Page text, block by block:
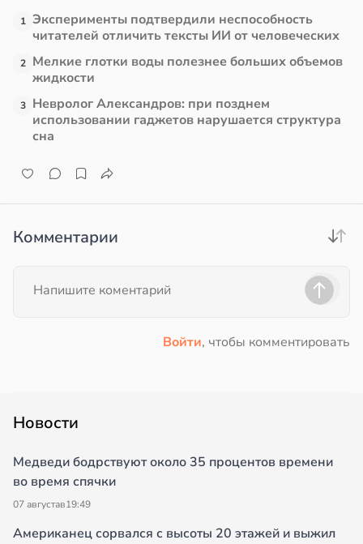
13:38
1 Эксперименты подтвердили неспособность
читателей отличить тексты ИИ от человеческих
2 Мелкие глотки воды полезнее больших объемов
жидкости
3 Невролог Александров: при позднем
использовании гаджетов нарушается структура
сна
Комментарии
Войти, чтобы комментировать
Новости
Медведи бодрствуют около 35 процентов времени
во время спячки
07 августав19:49
Американец сорвался с высоты 20 этажей и выжил
20:11